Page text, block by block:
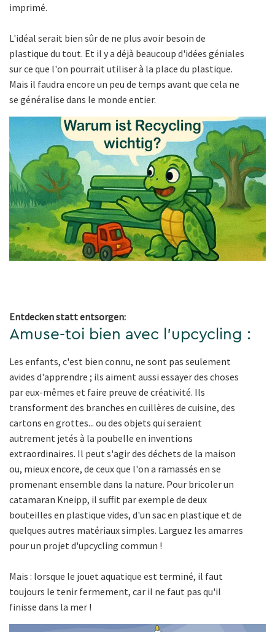
imprimé.
L'idéal serait bien sûr de ne plus avoir besoin de
plastique du tout. Et il y a déjà beaucoup d'idées géniales
sur ce que l'on pourrait utiliser à la place du plastique.
Mais il faudra encore un peu de temps avant que cela ne
se généralise dans le monde entier.
Entdecken statt entsorgen:
Amuse-toi bien avec l'upcycling :
Les enfants, c'est bien connu, ne sont pas seulement
avides d'apprendre ; ils aiment aussi essayer des choses
par eux-mêmes et faire preuve de créativité. Ils
transforment des branches en cuillères de cuisine, des
cartons en grottes... ou des objets qui seraient
autrement jetés à la poubelle en inventions
extraordinaires. Il peut s'agir des déchets de la maison
ou, mieux encore, de ceux que l'on a ramassés en se
promenant ensemble dans la nature. Pour bricoler un
catamaran Kneipp, il suffit par exemple de deux
bouteilles en plastique vides, d'un sac en plastique et de
quelques autres matériaux simples. Larguez les amarres
pour un projet d'upcycling commun !
Mais : lorsque le jouet aquatique est terminé, il faut
toujours le tenir fermement, car il ne faut pas qu'il
finisse dans la mer !